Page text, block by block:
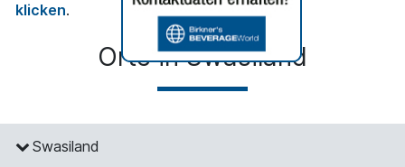
klicken.
Orte in Swasiland
Swasiland